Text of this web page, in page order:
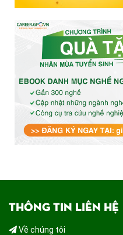
THÔNG TIN LIÊN HỆ
Về chúng tôi